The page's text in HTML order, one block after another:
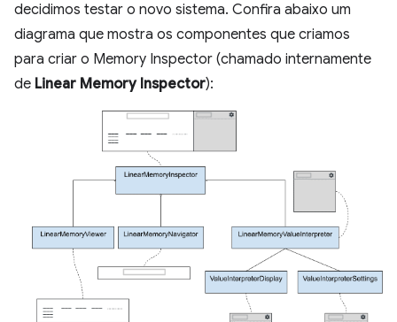
decidimos testar o novo sistema. Confira abaixo um
diagrama que mostra os componentes que criamos
para criar o Memory Inspector (chamado internamente
de Linear Memory Inspector):